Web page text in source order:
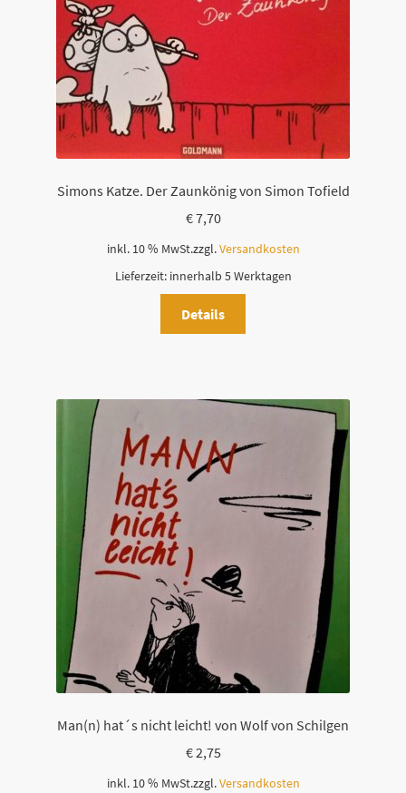
Simons Katze. Der Zaunkönig von Simon Tofield
€7,70
inkl. 10 % MwSt.zzgl.Versandkosten
Lieferzeit: innerhalb 5 Werktagen
Details
Man(n) hat´s nicht leicht! von Wolf von Schilgen
€2,75
inkl. 10 % MwSt.zzgl.Versandkosten